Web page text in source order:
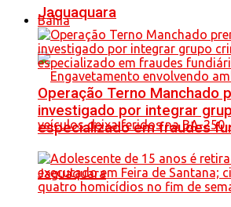
Jaguaquara
Bahia
Operação Terno Manchado
investigado por integrar
especializado em fraudes